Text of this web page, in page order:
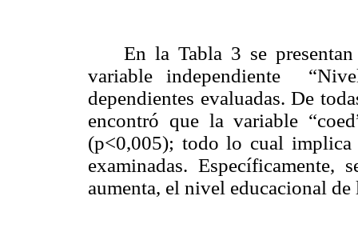
En la Tabla 3 se presentan
variable independiente
dependientes evaluadas. De
encontró que la variable
(p<0,005); todo lo cual implica
examinadas.
aumenta, el nivel educacional